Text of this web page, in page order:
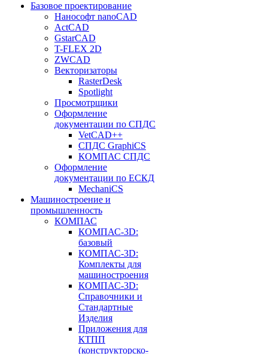
Базовое проектирование
Нанософт nanoCAD
ActCAD
GstarCAD
T-FLEX 2D
ZWCAD
Векторизаторы
RasterDesk
Spotlight
Просмотрщики
Оформление
документации по СПДС
VetCAD++
СПДС GraphiCS
КОМПАС СПДС
Оформление
документации по ЕСКД
MechaniCS
Машиностроение и
промышленность
КОМПАС
КОМПАС-3D:
базовый
КОМПАС-3D:
Комплекты для
машиностроения
КОМПАС-3D:
Справочники и
Стандартные
Изделия
Приложения для
КТПП
(конструкторско-